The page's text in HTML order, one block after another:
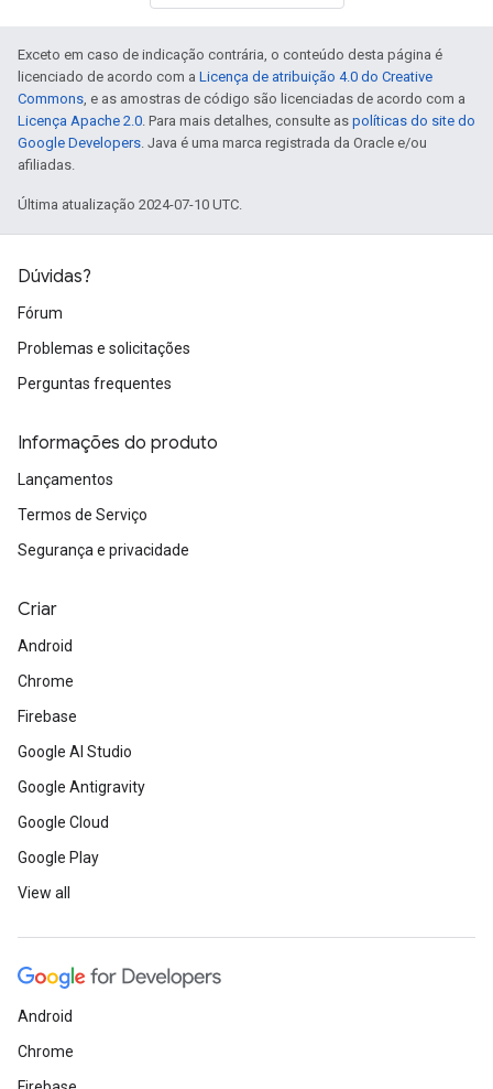
Exceto em caso de indicação contrária, o conteúdo desta página é
licenciado de acordo com a Licença de atribuição 4.0 do Creative
Commons, e as amostras de código são licenciadas de acordo com a
Licença Apache 2.0. Para mais detalhes, consulte as políticas do site do
Google Developers. Java é uma marca registrada da Oracle e/ou
afiliadas.
Última atualização 2024-07-10 UTC.
Dúvidas?
Fórum
Problemas e solicitações
Perguntas frequentes
Informações do produto
Lançamentos
Termos de Serviço
Segurança e privacidade
Criar
Android
Chrome
Firebase
Google AI Studio
Google Antigravity
Google Cloud
Google Play
View all
Android
Chrome